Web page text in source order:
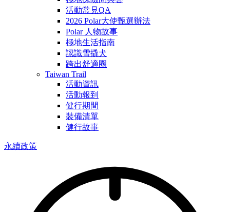
活動常見QA
2026 Polar大使甄選辦法
Polar 人物故事
極地生活指南
認識雪撬犬
跨出舒適圈
Taiwan Trail
活動資訊
活動報到
健行期間
裝備清單
健行故事
永續政策